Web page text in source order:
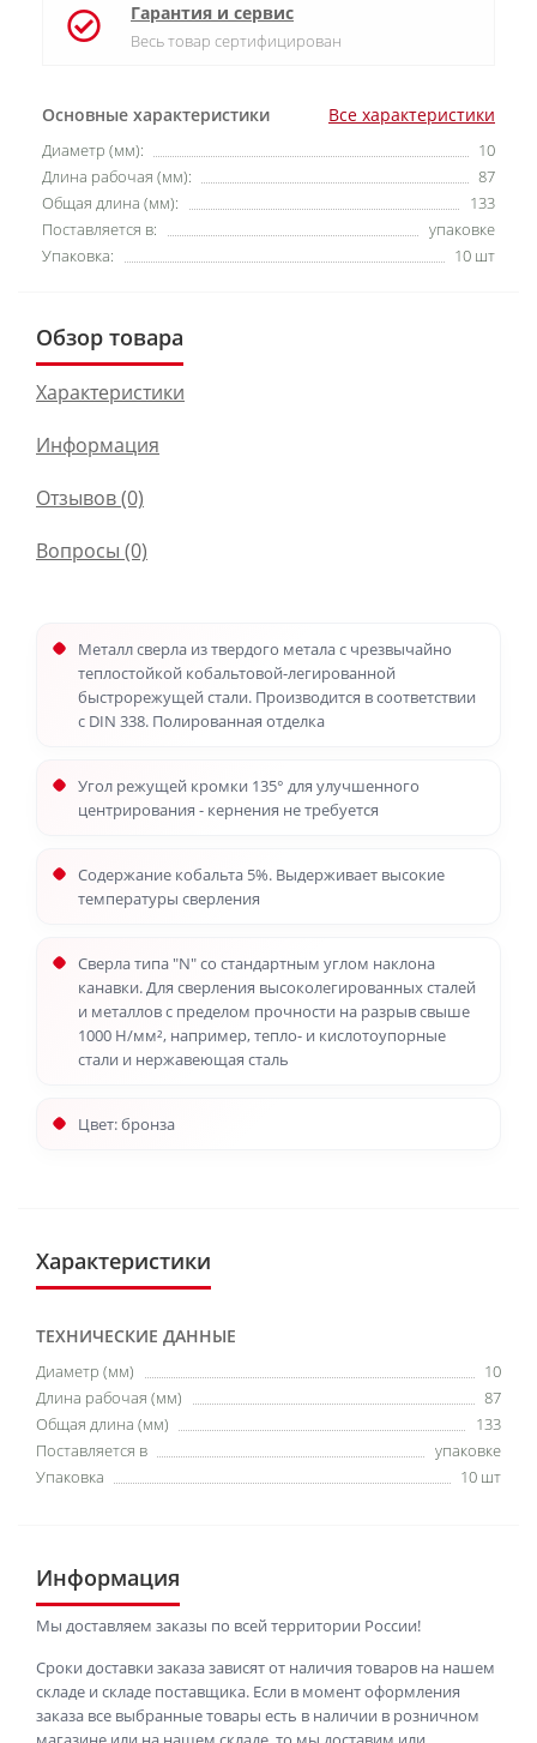
Основные характеристики Все характеристики
Диаметр (мм):
10
Длина рабочая (мм):
87
Общая длина (мм):
133
Поставляется в:
упаковке
Упаковка:
10 шт
Гарантия и сервис
Весь товар сертифицирован
Обзор товара
Характеристики
Информация
Отзывов (0)
Вопросы (0)
Металл сверла из твердого метала с чрезвычайно
теплостойкой кобальтовой-легированной
быстрорежущей стали. Производится в соответствии
с DIN 338. Полированная отделка
Угол режущей кромки 135° для улучшенного
центрирования - кернения не требуется
Содержание кобальта 5%. Выдерживает высокие
температуры сверления
Сверла типа "N" со стандартным углом наклона
канавки. Для сверления высоколегированных сталей
и металлов с пределом прочности на разрыв свыше
1000 Н/мм², например, тепло- и кислотоупорные
стали и нержавеющая сталь
Цвет: бронза
Характеристики
ТЕХНИЧЕСКИЕ ДАННЫЕ
Диаметр (мм)
10
Длина рабочая (мм)
87
Общая длина (мм)
133
Поставляется в
упаковке
Упаковка
10 шт
Информация
Мы доставляем заказы по всей территории России!
Сроки доставки заказа зависят от наличия товаров на нашем
складе и складе поставщика. Если в момент оформления
заказа все выбранные товары есть в наличии в розничном